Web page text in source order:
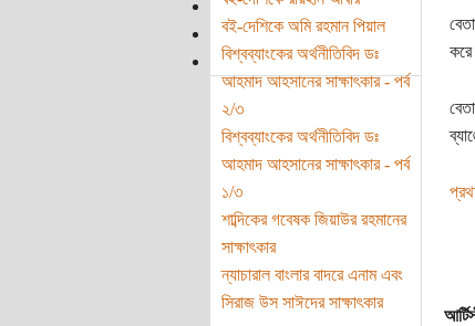
বই-দেশিকে অমি রহমান পিয়াল
বিশ্বব্যাংকের অর্থনীতিবিদ ডঃ
আহমাদ আহসানের সাক্ষাৎকার - পর্ব
২/৩
বিশ্বব্যাংকের অর্থনীতিবিদ ডঃ
আহমাদ আহসানের সাক্ষাৎকার - পর্ব
১/৩
শাব্দিকের গবেষক জিয়াউর রহমানের
সাক্ষাৎকার
ন্যাচারাল বাংলার বাদরে এনাম এবং
সিরাজ উস সাঈদের সাক্ষাৎকার
করে